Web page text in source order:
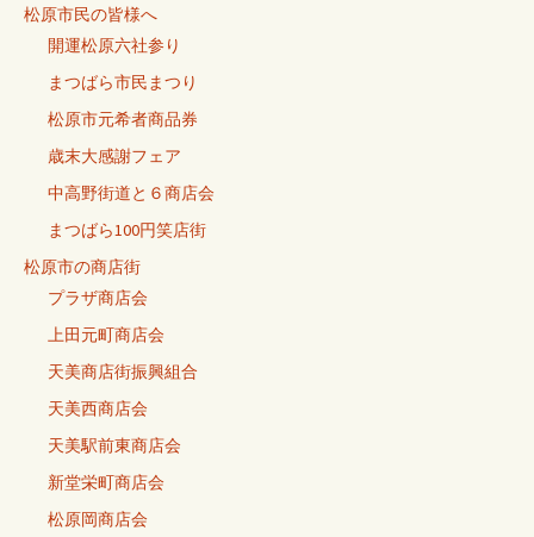
松原市民の皆様へ
開運松原六社参り
まつばら市民まつり
松原市元希者商品券
歳末大感謝フェア
中高野街道と６商店会
まつばら100円笑店街
松原市の商店街
プラザ商店会
上田元町商店会
天美商店街振興組合
天美西商店会
天美駅前東商店会
新堂栄町商店会
松原岡商店会